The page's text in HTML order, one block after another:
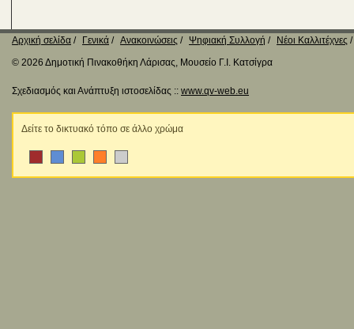
Αρχική σελίδα Γενικά Ανακοινώσεις Ψηφιακή Συλλογή
Νέοι Καλλιτέχνες
© 2026 Δημοτική Πινακοθήκη Λάρισας, Μουσείο Γ.Ι. Κατσίγρα
Σχεδιασμός και Ανάπτυξη ιστοσελίδας :: www.qv-web.eu
Δείτε το δικτυακό τόπο σε άλλο χρώμα